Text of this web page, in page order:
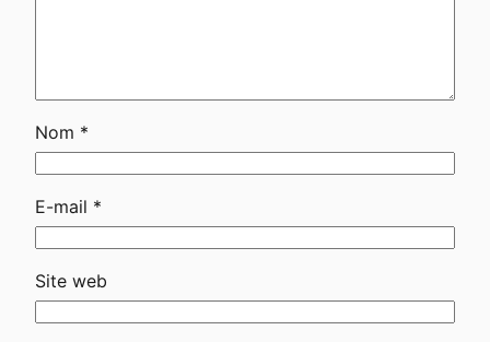
Nom *
E-mail *
Site web